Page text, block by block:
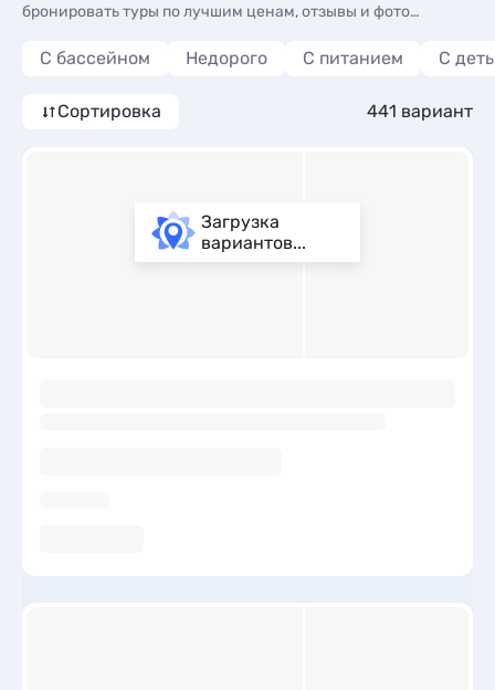
бронировать туры по лучшим ценам, отзывы и фото
отели, гостиницы. Жилье в Эсто-Садке по акции или со
кухней в номере, общей кухней и завтрак включен.
С бассейном Недорого С питанием С
Сортировка 441 вариант
Загрузка
вариантов...